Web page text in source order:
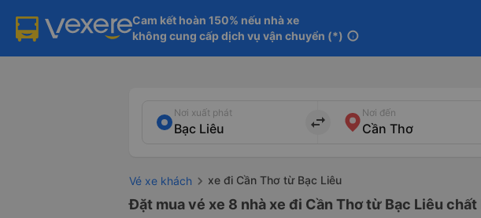
Cam kết hoàn 150% nếu nhà xe
không cung cấp dịch vụ vận chuyển (*) info
Nơi xuất phát
import_export
Nơi đến
Vé xe khách xe đi Cần Thơ từ Bạc Liêu
Đặt mua vé xe 8 nhà xe đi Cần Thơ từ Bạc Liêu